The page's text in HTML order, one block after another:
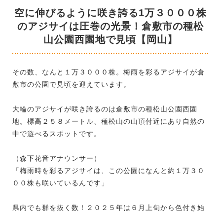
空に伸びるように咲き誇る1万３０００株
のアジサイは圧巻の光景！倉敷市の種松
山公園西園地で見頃【岡山】
その数、なんと１万３０００株。梅雨を彩るアジサイが倉
敷市の公園で見頃を迎えています。
大輪のアジサイが咲き誇るのは倉敷市の種松山公園西園
地。標高２５８メートル、種松山の山頂付近にあり自然の
中で遊べるスポットです。
（森下花音アナウンサー）
「梅雨時を彩るアジサイは、この公園になんと約１万３０
００株も咲いているんです」
県内でも群を抜く数！２０２５年は６月上旬から色付き始